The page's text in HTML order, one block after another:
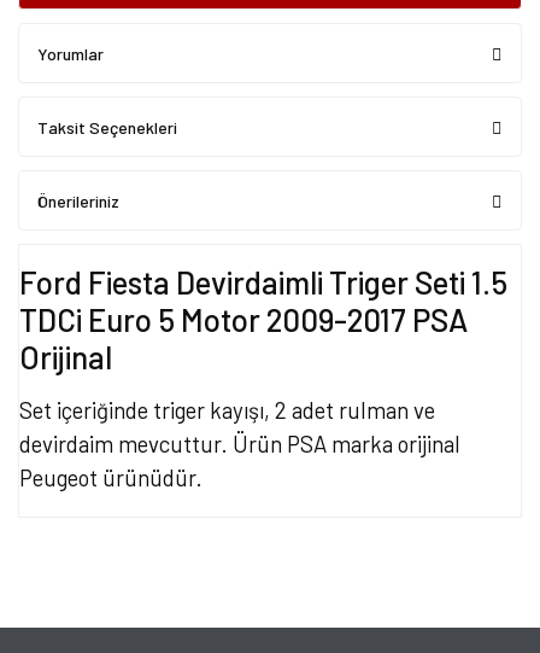
Yorumlar
Taksit Seçenekleri
Önerileriniz
Ford Fiesta Devirdaimli Triger Seti 1.5
TDCi Euro 5 Motor 2009-2017 PSA
Orijinal
Set içeriğinde triger kayışı, 2 adet rulman ve
devirdaim mevcuttur. Ürün PSA marka orijinal
Peugeot ürünüdür.